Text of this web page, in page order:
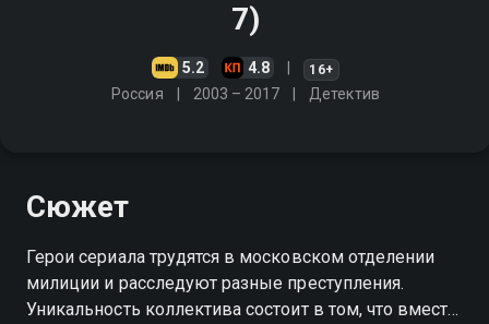
7)
5.2 4.8 16+
Россия 2003 – 2017 Детектив
Сюжет
Герои сериала трудятся в московском отделении
милиции и расследуют разные преступления.
Уникальность коллектива состоит в том, что вместе